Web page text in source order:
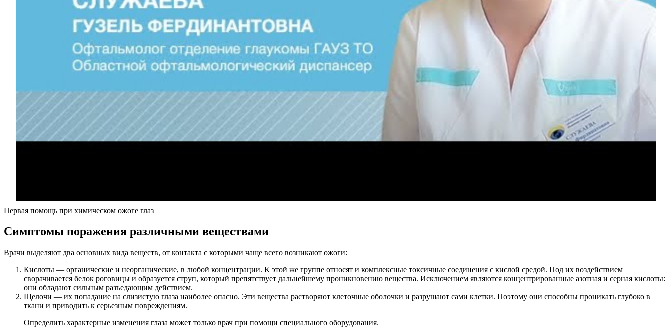
Первая помощь при химическом ожоге глаз
Симптомы поражения различными веществами
Врачи выделяют два основных вида веществ, от контакта с которыми чаще всего возникают ожоги:
Кислоты — органические и неорганические, в любой концентрации. К этой же группе относят и комплексные токсичные соединения с кислой средой. Под их воздействием
сворачивается белок роговицы и образуется струп, который препятствует дальнейшему проникновению вещества. Исключением являются концентрированные азотная и серная кислоты:
они обладают сильным разъедающим действием.
Щелочи — их попадание на слизистую глаза наиболее опасно. Эти вещества растворяют клеточные оболочки и разрушают сами клетки. Поэтому они способны проникать глубоко в
ткани и приводить к серьезным повреждениям.
Определить характерные изменения глаза может только врач при помощи специального оборудования.